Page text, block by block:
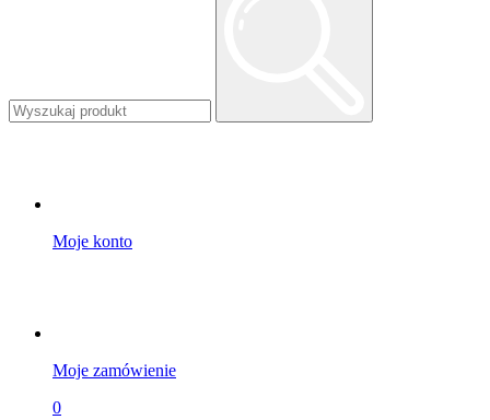
Moje konto
Moje zamówienie
0